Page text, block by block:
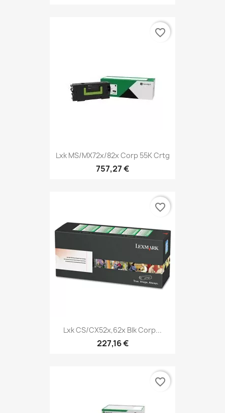
Lxk MS/MX72x/82x Corp 55K Crtg
757,27 €
favorite_border
Lxk CS/CX52x,62x Blk Corp...
227,16 €
favorite_border
favorite_border